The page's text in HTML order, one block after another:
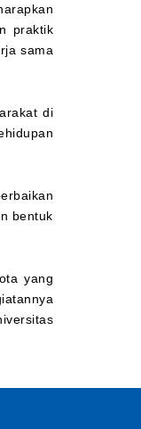
praktik
sama
di
bentuk
yang